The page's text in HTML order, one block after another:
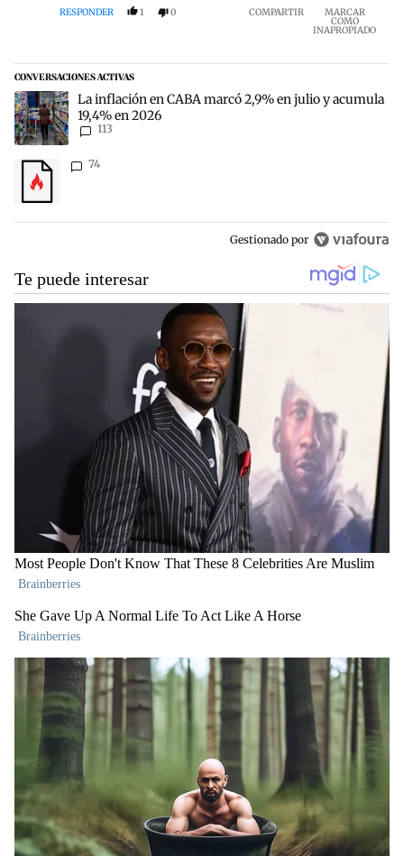
RESPONDER 1 0 COMPARTIR MARCAR
COMO
INAPROPIADO
CONVERSACIONES ACTIVAS
Este listado muestra los artículos con más comentarios en los
Un artículo de tendencia con el título "La inflación en CABA
La inflación en CABA marcó 2,9% en julio y acumula
19,4% en 2026
113
Un artículo de tendencia con el título "" con 74 comentarios.
74
Gestionado por